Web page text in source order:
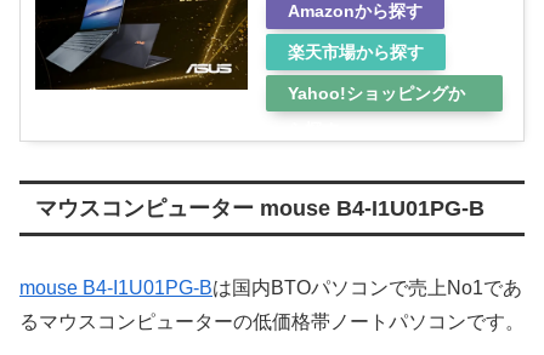
Amazonから探す
楽天市場から探す
Yahoo!ショッピングか
マウスコンピューター mouse B4-I1U01PG-B
mouse B4-I1U01PG-Bは国内BTOパソコンで売上No1であ
るマウスコンピューターの低価格帯ノートパソコンです。